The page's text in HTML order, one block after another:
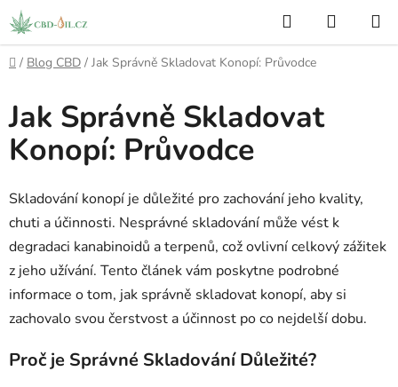
Přejít
na
obsah
Hledat
KOŠÍK
Domů
/ Blog CBD / Jak Správně Skladovat Konopí: Průvodce
Jak Správně Skladovat
Konopí: Průvodce
Skladování konopí je důležité pro zachování jeho kvality,
chuti a účinnosti. Nesprávné skladování může vést k
degradaci kanabinoidů a terpenů, což ovlivní celkový zážitek
z jeho užívání. Tento článek vám poskytne podrobné
informace o tom, jak správně skladovat konopí, aby si
zachovalo svou čerstvost a účinnost po co nejdelší dobu.
Proč je Správné Skladování Důležité?